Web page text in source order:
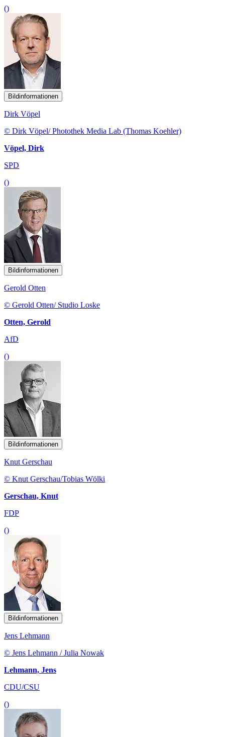
()
Bildinformationen
Dirk Vöpel
© Dirk Vöpel/ Photothek Media Lab (Thomas Koehler)
Vöpel, Dirk
SPD
()
Bildinformationen
Gerold Otten
© Gerold Otten/ Studio Loske
Otten, Gerold
AfD
()
Bildinformationen
Knut Gerschau
© Knut Gerschau/Tobias Wölki
Gerschau, Knut
FDP
()
Bildinformationen
Jens Lehmann
© Jens Lehmann / Julia Nowak
Lehmann, Jens
CDU/CSU
()